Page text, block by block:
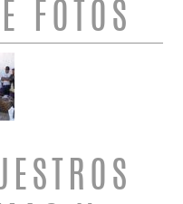
FOTOS